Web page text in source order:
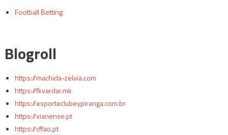
Football Betting
Blogroll
https://machida-zelvia.com
https://fkvardar.mk
https://esporteclubeypiranga.com.br
https://vianense.pt
https://cffao.pt